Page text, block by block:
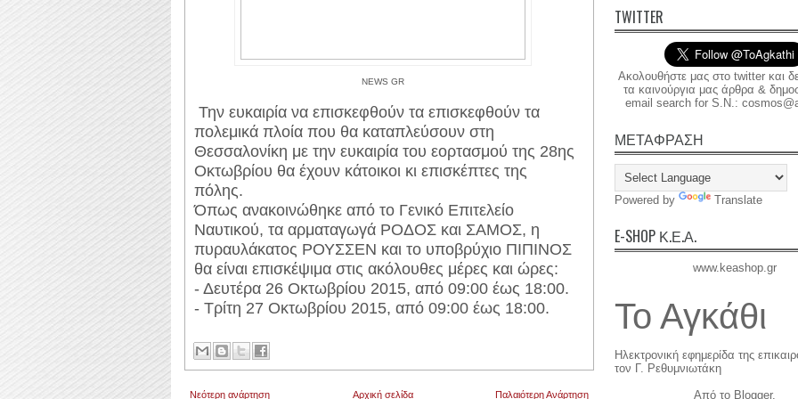
NEWS GR
Την ευκαιρία να επισκεφθούν τα επισκεφθούν τα
πολεμικά πλοία που θα καταπλεύσουν στη
Θεσσαλονίκη με την ευκαιρία του εορτασμού της 28ης
Οκτωβρίου θα έχουν κάτοικοι κι επισκέπτες της
πόλης.
Όπως ανακοινώθηκε από το Γενικό Επιτελείο
Ναυτικού, τα αρματαγωγά ΡΟΔΟΣ και ΣΑΜΟΣ, η
πυραυλάκατος ΡΟΥΣΣΕΝ και το υποβρύχιο ΠΙΠΙΝΟΣ
θα είναι επισκέψιμα στις ακόλουθες μέρες και ώρες:
- Δευτέρα 26 Οκτωβρίου 2015, από 09:00 έως 18:00.
- Τρίτη 27 Οκτωβρίου 2015, από 09:00 έως 18:00.
Νεότερη ανάρτηση Παλαιότερη Ανάρτηση
Αρχική σελίδα
TWITTER
Ακολουθήστε μας στο twitter και
τα καινούργια μας άρθρα &
email search for S.N.:
ΜΕΤΑΦΡΑΣΗ
Powered by Translate
E-SHOP Κ.Ε.Α.
www.keashop.gr
Το Αγκάθι
Ηλεκτρονική εφημερίδα της
τον Γ. Ρεθυμνιωτάκη
Από το Blogger.